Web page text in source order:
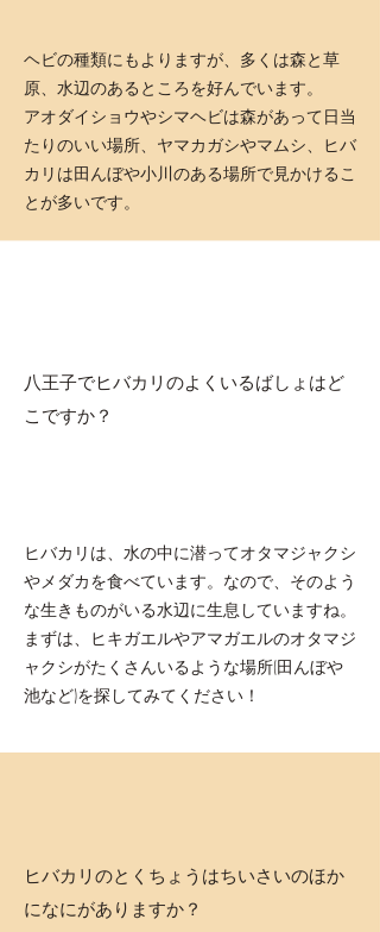
​ヘビの種類にもよりますが、多くは森と草
原、水辺のあるところを好んでいます。
アオダイショウやシマヘビは森があって日当
たりのいい場所、ヤマカガシやマムシ、ヒバ
カリは田んぼや小川のある場所で見かけるこ
とが多いです。
八王子でヒバカリのよくいるばしょはど
こですか？
ヒバカリは、水の中に潜ってオタマジャクシ
やメダカを食べています。なので、そのよう
な生きものがいる水辺に生息していますね。
まずは、ヒキガエルやアマガエルのオタマジ
ャクシがたくさんいるような場所(田んぼや
池など)を探してみてください！
ヒバカリのとくちょうはちいさいのほか
になにがありますか？